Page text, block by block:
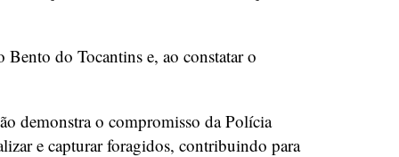
do Tocantins e, ao constatar o
demonstra o compromisso da Polícia
e capturar foragidos, contribuindo para